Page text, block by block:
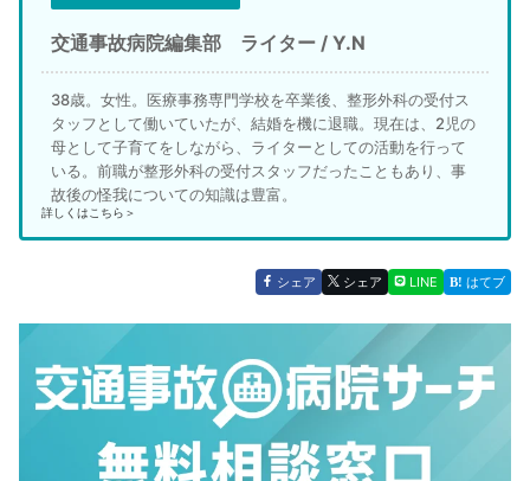
交通事故病院編集部 ライター / Y.N
38歳。女性。医療事務専門学校を卒業後、整形外科の受付ス
タッフとして働いていたが、結婚を機に退職。現在は、2児の
母として子育てをしながら、ライターとしての活動を行って
いる。前職が整形外科の受付スタッフだったこともあり、事
故後の怪我についての知識は豊富。
詳しくはこちら＞
シェア シェア LINE はてブ